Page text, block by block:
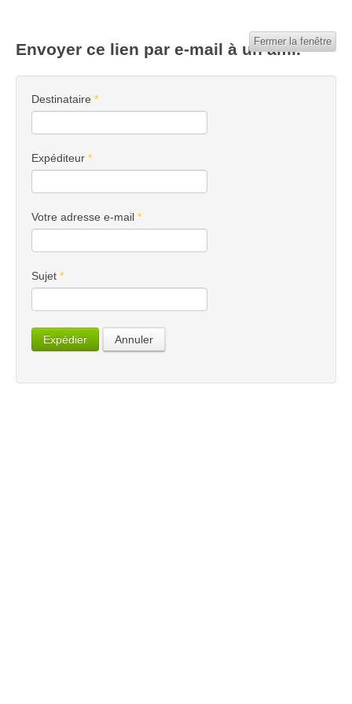
Envoyer ce lien par e-mail à un ami.
Fermer la fenêtre
Destinataire *
Expéditeur *
Votre adresse e-mail *
Sujet *
Expédier Annuler